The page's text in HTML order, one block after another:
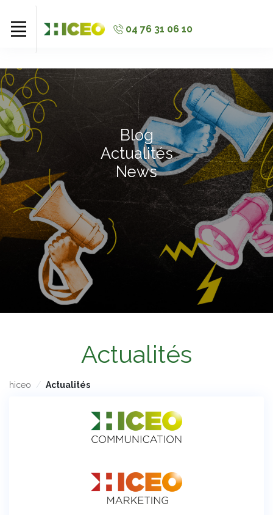
04 76 31 06 10
Blog
Actualités
News
Actualités
hiceo Actualités